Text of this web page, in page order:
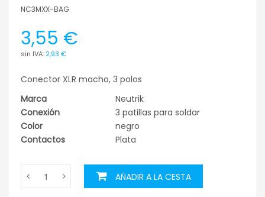
NC3MXX-BAG
3,55 €
2,93 €
Conector XLR macho, 3 polos
Marca
Neutrik
Conexión
3 patillas para soldar
Color
negro
Contactos
Plata
AÑADIR A LA CESTA